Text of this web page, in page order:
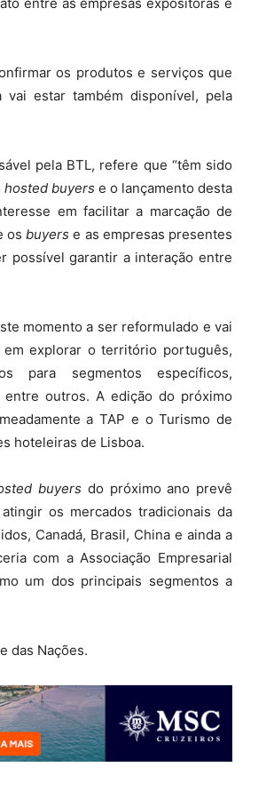
os produtos e serviços que
vai estar também disponível, pela
pela BTL, refere que “têm sido
hosted buyers e o lançamento desta
em facilitar a marcação de
osbuyers e as empresas presentes
possível garantir a interação entre
momento a ser reformulado e vai
explorar o território português,
para segmentos específicos,
entre outros. A edição do próximo
a TAP e o Turismo de
hoteleiras de Lisboa.
buyers do próximo ano prevê
os mercados tradicionais da
Canadá, Brasil, China e ainda a
com a Associação Empresarial
um dos principais segmentos a
das Nações.